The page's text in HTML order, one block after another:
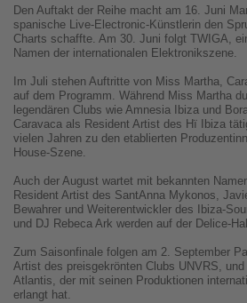
Den Auftakt der Reihe macht am 16. Juni
spanische Live-Electronic-Künstlerin den
Charts schaffte. Am 30. Juni folgt TWIGA,
Namen der internationalen Elektronikszene.
Im Juli stehen Auftritte von Miss Martha,
auf dem Programm. Während Miss Martha
legendären Clubs wie Amnesia Ibiza und
Caravaca als Resident Artist des Hï Ibiza
vielen Jahren zu den etablierten
House-Szene.
Auch der August wartet mit bekannten
Resident Artist des SantAnna Mykonos,
Bewahrer und Weiterentwickler des Ibiza-
und DJ Rebeca Ark werden auf der Delice-
Zum Saisonfinale folgen am 2. September
Artist des preisgekrönten Clubs UNVRS,
Atlantis, der mit seinen Produktionen
erlangt hat.